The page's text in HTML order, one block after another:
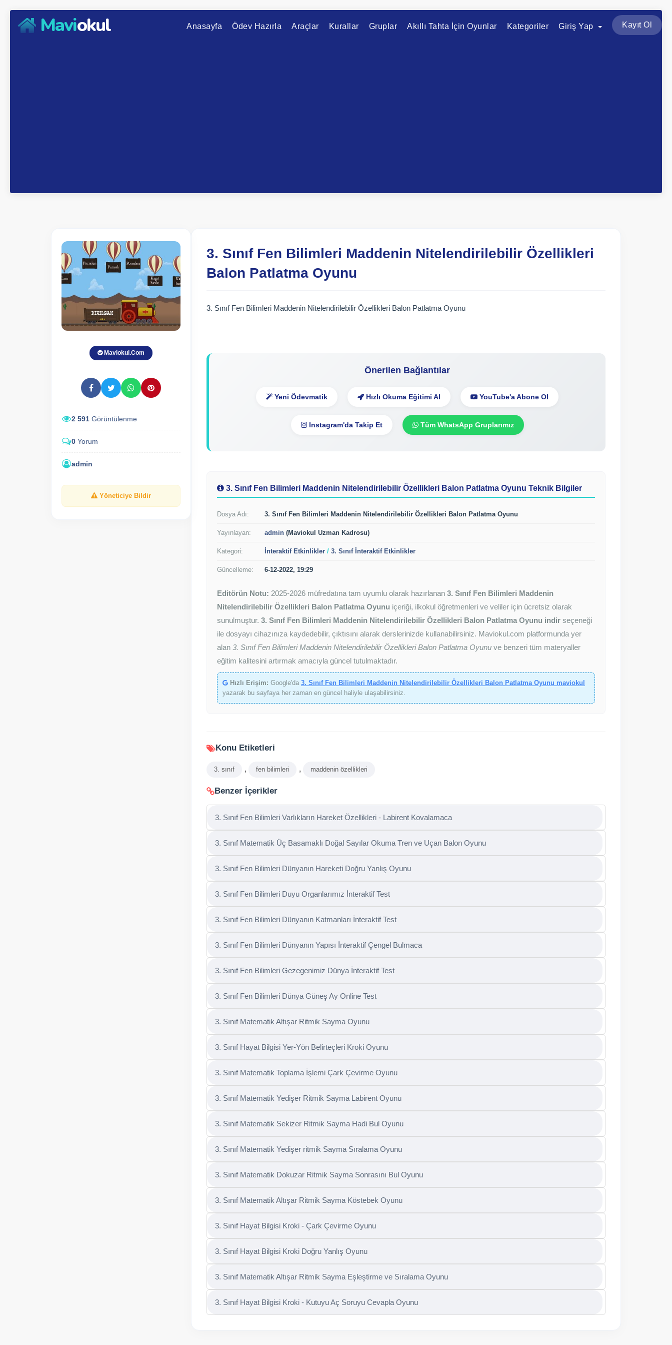
Maviokul Anasayfa Ödev Hazırla Araçlar Kurallar Gruplar Akıllı Tahta İçin Oyunlar Kategoriler Giriş Yap Kayıt Ol
Maviokul.Com
2 591 Görüntülenme
0 Yorum
admin
Yöneticiye Bildir
3. Sınıf Fen Bilimleri Maddenin Nitelendirilebilir Özellikleri
Balon Patlatma Oyunu
3. Sınıf Fen Bilimleri Maddenin Nitelendirilebilir Özellikleri Balon Patlatma Oyunu
Önerilen Bağlantılar
Yeni Ödevmatik Hızlı Okuma Eğitimi Al YouTube'a Abone Ol
Instagram'da Takip Et Tüm WhatsApp Gruplarımız
3. Sınıf Fen Bilimleri Maddenin Nitelendirilebilir Özellikleri Balon Patlatma Oyunu Teknik Bilgiler
Dosya Adı: 3. Sınıf Fen Bilimleri Maddenin Nitelendirilebilir Özellikleri Balon Patlatma Oyunu
Yayınlayan: admin (Maviokul Uzman Kadrosu)
Kategori: İnteraktif Etkinlikler / 3. Sınıf İnteraktif Etkinlikler
Güncelleme: 6-12-2022, 19:29
Editörün Notu: 2025-2026 müfredatına tam uyumlu olarak hazırlanan 3. Sınıf Fen Bilimleri Maddenin
Nitelendirilebilir Özellikleri Balon Patlatma Oyunu içeriği, ilkokul öğretmenleri ve veliler için ücretsiz olarak
sunulmuştur. 3. Sınıf Fen Bilimleri Maddenin Nitelendirilebilir Özellikleri Balon Patlatma Oyunu indir seçeneği
ile dosyayı cihazınıza kaydedebilir, çıktısını alarak derslerinizde kullanabilirsiniz. Maviokul.com platformunda yer
alan 3. Sınıf Fen Bilimleri Maddenin Nitelendirilebilir Özellikleri Balon Patlatma Oyunu ve benzeri tüm materyaller
eğitim kalitesini artırmak amacıyla güncel tutulmaktadır.
Hızlı Erişim: Google'da 3. Sınıf Fen Bilimleri Maddenin Nitelendirilebilir Özellikleri Balon Patlatma Oyunu maviokul
yazarak bu sayfaya her zaman en güncel haliyle ulaşabilirsiniz.
Konu Etiketleri
3. sınıf , fen bilimleri , maddenin özellikleri
Benzer İçerikler
3. Sınıf Fen Bilimleri Varlıkların Hareket Özellikleri - Labirent Kovalamaca
3. Sınıf Matematik Üç Basamaklı Doğal Sayılar Okuma Tren ve Uçan Balon Oyunu
3. Sınıf Fen Bilimleri Dünyanın Hareketi Doğru Yanlış Oyunu
3. Sınıf Fen Bilimleri Duyu Organlarımız İnteraktif Test
3. Sınıf Fen Bilimleri Dünyanın Katmanları İnteraktif Test
3. Sınıf Fen Bilimleri Dünyanın Yapısı İnteraktif Çengel Bulmaca
3. Sınıf Fen Bilimleri Gezegenimiz Dünya İnteraktif Test
3. Sınıf Fen Bilimleri Dünya Güneş Ay Online Test
3. Sınıf Matematik Altışar Ritmik Sayma Oyunu
3. Sınıf Hayat Bilgisi Yer-Yön Belirteçleri Kroki Oyunu
3. Sınıf Matematik Toplama İşlemi Çark Çevirme Oyunu
3. Sınıf Matematik Yedişer Ritmik Sayma Labirent Oyunu
3. Sınıf Matematik Sekizer Ritmik Sayma Hadi Bul Oyunu
3. Sınıf Matematik Yedişer ritmik Sayma Sıralama Oyunu
3. Sınıf Matematik Dokuzar Ritmik Sayma Sonrasını Bul Oyunu
3. Sınıf Matematik Altışar Ritmik Sayma Köstebek Oyunu
3. Sınıf Hayat Bilgisi Kroki - Çark Çevirme Oyunu
3. Sınıf Hayat Bilgisi Kroki Doğru Yanlış Oyunu
3. Sınıf Matematik Altışar Ritmik Sayma Eşleştirme ve Sıralama Oyunu
3. Sınıf Hayat Bilgisi Kroki - Kutuyu Aç Soruyu Cevapla Oyunu